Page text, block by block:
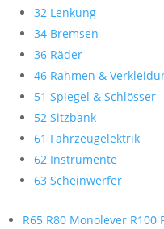
32 Lenkung
34 Bremsen
36 Räder
46 Rahmen &
51 Spiegel & Schlösser
52 Sitzbank
61 Fahrzeugelektrik
62 Instrumente
63 Scheinwerfer
R65 R80 Monolever R100